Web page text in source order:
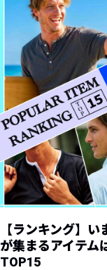
【ランキング】
が集まるアイテム
TOP15